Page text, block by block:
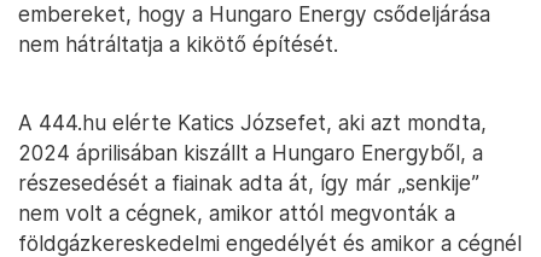
embereket, hogy a Hungaro Energy csődeljárása
nem hátráltatja a kikötő építését.
A 444.hu elérte Katics Józsefet, aki azt mondta,
2024 áprilisában kiszállt a Hungaro Energyből, a
részesedését a fiainak adta át, így már „senkije”
nem volt a cégnek, amikor attól megvonták a
földgázkereskedelmi engedélyét és amikor a cégnél